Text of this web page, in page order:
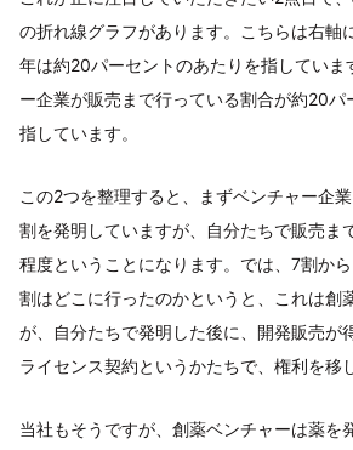
の折れ線グラフがあります。こちらは右軸
年は約20パーセントのあたりを指していま
ー企業が販売まで行っている割合が約20パ
指しています。
この2つを整理すると、まずベンチャー企
割を発明していますが、自分たちで販売ま
程度ということになります。では、7割か
割はどこに行ったのかというと、これは創
が、自分たちで発明した後に、開発販売が
ライセンス契約というかたちで、権利を移
当社もそうですが、創薬ベンチャーは薬を